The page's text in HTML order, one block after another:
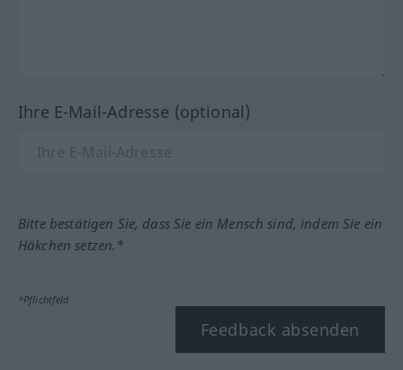
Ihre E-Mail-Adresse (optional)
Bitte bestätigen Sie, dass Sie ein Mensch sind, indem Sie ein
Häkchen setzen.*
*Pflichtfeld
Feedback absenden